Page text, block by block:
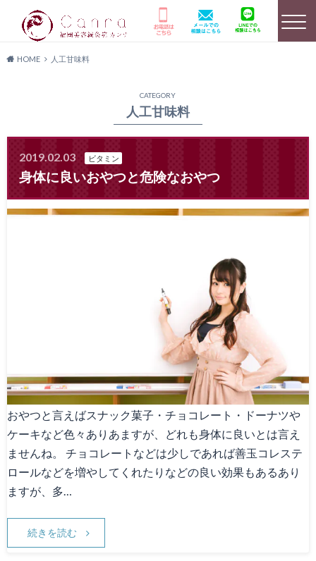
美容鍼灸詳細
店舗のご案内 よくあるご質問
天神院情報
HOME 人工甘味料
CATEGORY
人工甘味料
2019.02.03 ビタミン
身体に良いおやつと危険なおやつ
おやつと言えばスナック菓子・チョコレート・ドーナツや
ケーキなど色々ありあますが、どれも身体に良いとは言え
ませんね。 チョコレートなどは少しであれば善玉コレステ
ロールなどを増やしてくれたりなどの良い効果もあるあり
ますが、多…
続きを読む